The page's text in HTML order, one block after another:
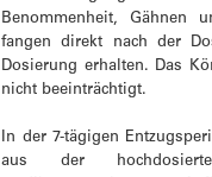
Benommenheit, Gähnen
fangen direkt nach der
Dosierung erhalten. Das
nicht beeinträchtigt.
In der 7-tägigen
aus der